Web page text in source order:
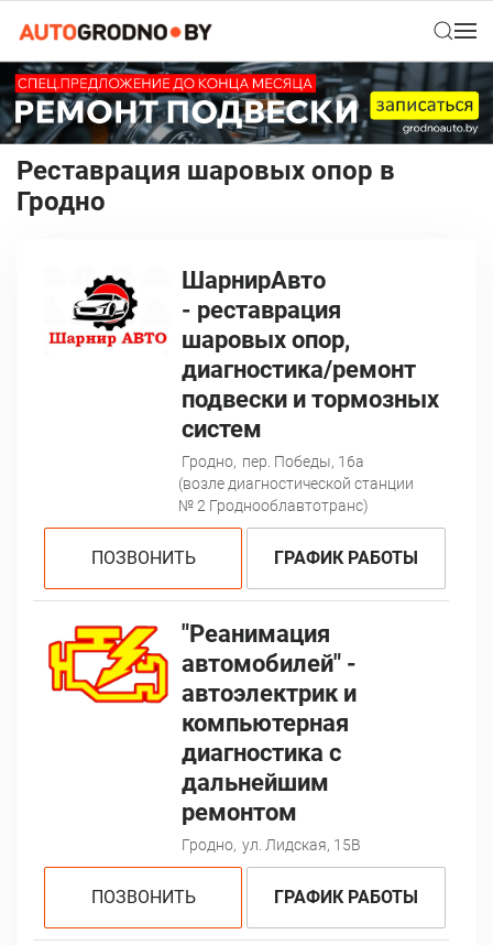
Реставрация шаровых опор в
Гродно
ШарнирАвто
- реставрация
шаровых опор,
диагностика/ремонт
подвески и тормозных
систем
Гродно, пер. Победы, 16а
(возле диагностической станции
№ 2 Гроднооблавтотранс)
ПОЗВОНИТЬ ГРАФИК РАБОТЫ
"Реанимация
автомобилей" -
автоэлектрик и
компьютерная
диагностика с
дальнейшим
ремонтом
Гродно, ул. Лидская, 15В
ПОЗВОНИТЬ ГРАФИК РАБОТЫ